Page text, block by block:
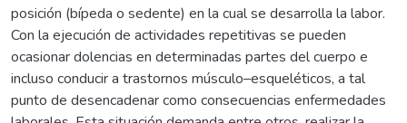
posición (bípeda o sedente) en la cual se desarrolla la labor.
Con la ejecución de actividades repetitivas se pueden
ocasionar dolencias en determinadas partes del cuerpo e
incluso conducir a trastornos músculo–esqueléticos, a tal
punto de desencadenar como consecuencias enfermedades